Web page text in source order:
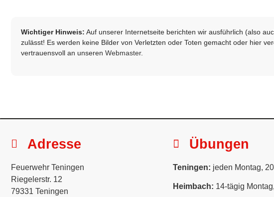
Wichtiger Hinweis: Auf unserer Internetseite berichten wir ausführlich (also
zulässt! Es werden keine Bilder von Verletzten oder Toten gemacht oder hier
vertrauensvoll an unseren Webmaster.
Adresse
Feuerwehr Teningen
Riegelerstr. 12
79331 Teningen
Übungen
Teningen: jeden Montag,
Heimbach: 14-tägig